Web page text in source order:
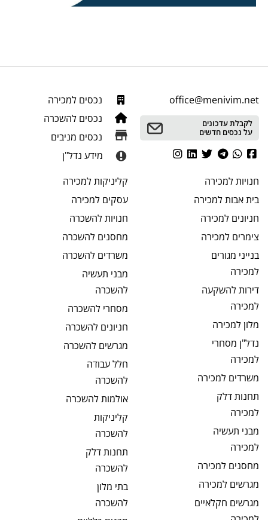
office@menivim.net
לקבלת עדכונים
על נכסים חדשים
נכסים למכירה
נכסים להשכרה
נכסים מניבים
מידע נדל"ן
חנויותלמכירה
בית אבותלמכירה
חניונים למכירה
צימרים למכירה
בנייני מגורים
למכירה
דירות להשקעה
למכירה
מלון למכירה
נדל"ן מסחרי
למכירה
משרדים למכירה
תחנות דלק
למכירה
מבני תעשיה
למכירה
מחסנים למכירה
מגרשים למכירה
מגרשים חקלאיים
קליניקותלמכירה
עסקים למכירה
חנויותלהשכרה
מחסנים להשכרה
משרדים להשכרה
מבני תעשיה
להשכרה
מסחרי להשכרה
חניונים להשכרה
מגרשים להשכרה
חלל עבודה
להשכרה
אולמותלהשכרה
קליניקות
להשכרה
תחנות דלק
להשכרה
בתי מלון
להשכרה